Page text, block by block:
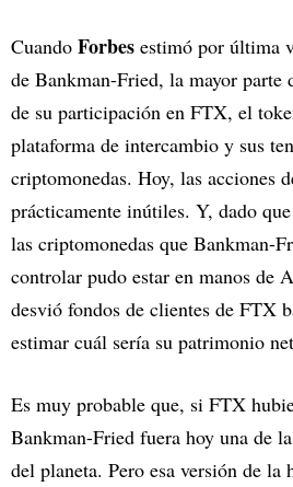
Cuando Forbes estimó por última
de Bankman-Fried, la mayor parte
de su participación en FTX, el
plataforma de intercambio y sus
criptomonedas. Hoy, las acciones
prácticamente inútiles. Y, dado
las criptomonedas que Bankman-
controlar pudo estar en manos de
desvió fondos de clientes de FTX
estimar cuál sería su patrimonio
Es muy probable que, si FTX
Bankman-Fried fuera hoy una de
del planeta. Pero esa versión de